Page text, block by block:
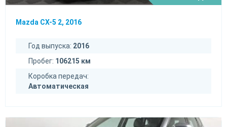
Mazda CX-5 2, 2016
Год выпуска: 2016
Пробег: 106215 км
Коробка передач:
Автоматическая